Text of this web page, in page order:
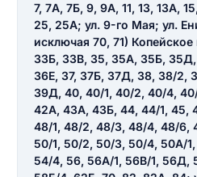
7, 7А, 7Б, 9, 9А, 11, 13, 13А,
25, 25А; ул. 9-го Мая; ул.
исключая 70, 71)
33Б, 33В, 35, 35А, 35Б,
36Е, 37, 37Б, 37Д, 38, 38/2,
39Д, 40, 40/1, 40/2, 40/4,
42А, 43А, 43Б, 44, 44/1, 45,
48/1, 48/2, 48/3, 48/4, 48/6,
50/1, 50/2, 50/3, 50/4, 50А/
54/4, 56, 56А/1, 56В/1, 56Д,